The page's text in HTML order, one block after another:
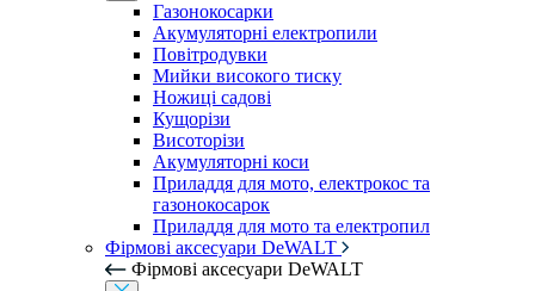
Газонокосарки
Акумуляторні електропили
Повітродувки
Мийки високого тиску
Ножиці садові
Кущорізи
Висоторізи
Акумуляторні коси
Приладдя для мото, електрокос та
газонокосарок
Приладдя для мото та електропил
Фірмові аксесуари DeWALT
Фірмові аксесуари DeWALT